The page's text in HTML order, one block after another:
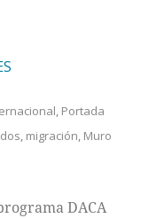
, Portada
, migración, Muro
DACA